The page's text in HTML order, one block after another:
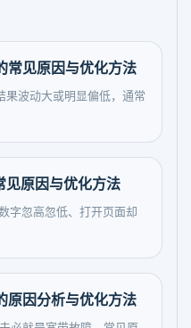
常见原因与优化方法
果波动大或明显偏低，通常
见原因与优化方法
字忽高忽低、打开页面却
原因分析与优化方法